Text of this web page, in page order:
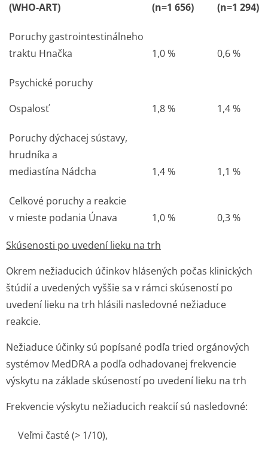
(WHO-ART)
(n=1 656)
(n=1 294)
Poruchy gastrointesti­nálneho
traktu Hnačka 1,0 % 0,6 %
Psychické poruchy
Ospalosť
1,8 % 1,4 %
Poruchy dýchacej sústavy,
hrudníka a
mediastína Nádcha 1,4 % 1,1 %
Celkové poruchy a reakcie
v mieste podania Únava 1,0 % 0,3 %
Skúsenosti po uvedení lieku na trh
Okrem nežiaducich účinkov hlásených počas klinických
štúdií a uvedených vyššie sa v rámci skúseností po
uvedení lieku na trh hlásili nasledovné nežiaduce
reakcie.
Nežiaduce účinky sú popísané podľa tried orgánových
systémov MedDRA a podľa odhadovanej frekvencie
výskytu na základe skúseností po uvedení lieku na trh
Frekvencie výskytu nežiaducich reakcií sú nasledovné:
Veľmi časté (> 1/10),